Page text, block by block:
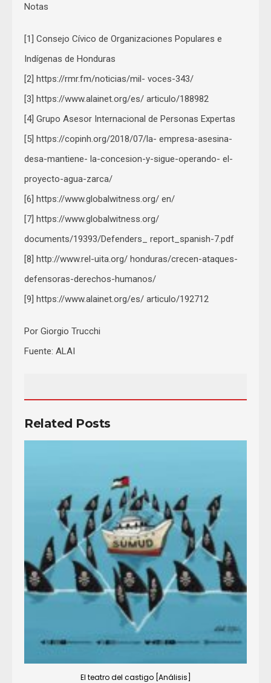
Notas
[1] Consejo Cívico de Organizaciones Populares e
Indígenas de Honduras
[2] https://rmr.fm/noticias/mil- voces-343/
[3] https://www.alainet.org/es/ articulo/188982
[4] Grupo Asesor Internacional de Personas Expertas
[5] https://copinh.org/2018/07/la- empresa-asesina-
desa-mantiene- la-concesion-y-sigue-operando- el-
proyecto-agua-zarca/
[6] https://www.globalwitness.org/ en/
[7] https://www.globalwitness.org/
documents/19393/Defenders_ report_spanish-7.pdf
[8] http://www.rel-uita.org/ honduras/crecen-ataques-
defensoras-derechos-humanos/
[9] https://www.alainet.org/es/ articulo/192712
Por Giorgio Trucchi
Fuente: ALAI
Related Posts
El teatro del castigo [Análisis]